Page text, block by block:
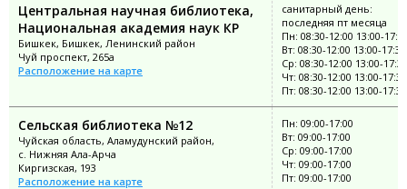
Центральная научная библиотека,
Национальная академия наук КР
Бишкек, Бишкек, Ленинский район
Чуй проспект, 265а
Расположение на карте
санитарный день:
последняя пт месяца
Пн: 08:30-12:00 13:00-
Вт: 08:30-12:00 13:00-17:30
Ср: 08:30-12:00 13:00-17:30
Чт: 08:30-12:00 13:00-17:30
Пт: 08:30-12:00 13:00-17:30
Сельская библиотека №12
Чуйская область, Аламудунский район,
с. Нижняя Ала-Арча
Киргизская, 193
Расположение на карте
Пн: 09:00-17:00
Вт: 09:00-17:00
Ср: 09:00-17:00
Чт: 09:00-17:00
Пт: 09:00-17:00